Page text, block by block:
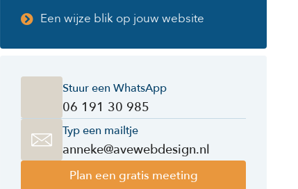
Een wijze blik op jouw website
Stuur een WhatsApp
06 191 30 985
Typ een mailtje
anneke@avewebdesign.nl
Plan een gratis meeting